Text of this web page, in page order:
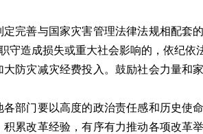
善与国家灾害管理法律法规相配套
造成损失或重大社会影响的，依纪依
灾减灾经费投入。鼓励社会力量和
门要以高度的政治责任感和历史使
累改革经验，有序有力推动各项改革